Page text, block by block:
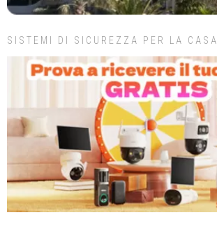
SISTEMI DI SICUREZZA PER LA CASA